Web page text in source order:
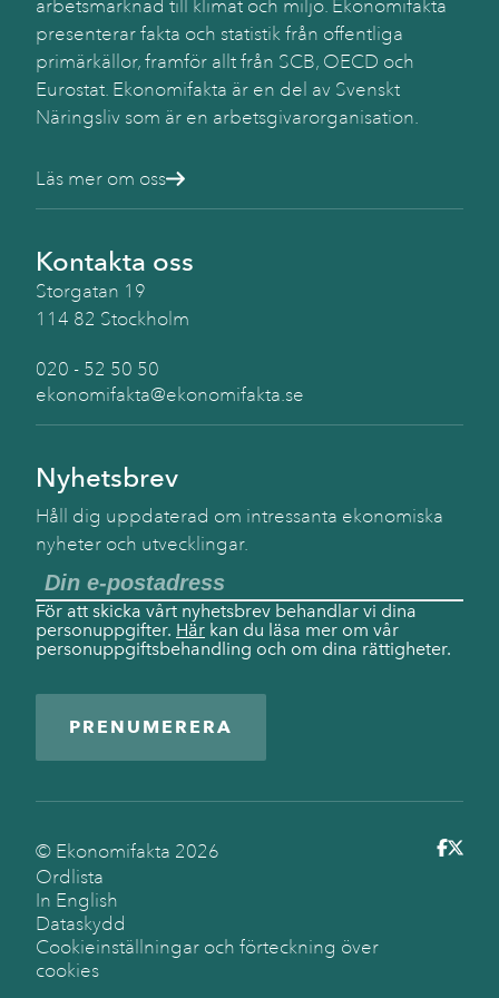
arbetsmarknad till klimat och miljö. Ekonomifakta
presenterar fakta och statistik från offentliga
primärkällor, framför allt från SCB, OECD och
Eurostat. Ekonomifakta är en del av Svenskt
Näringsliv som är en arbetsgivarorganisation.
Läs mer om oss
Kontakta oss
Storgatan 19
114 82 Stockholm
020 - 52 50 50
ekonomifakta@ekonomifakta.se
Nyhetsbrev
Håll dig uppdaterad om intressanta ekonomiska
nyheter och utvecklingar.
För att skicka vårt nyhetsbrev behandlar vi dina
personuppgifter. Här kan du läsa mer om vår
personuppgiftsbehandling och om dina rättigheter.
PRENUMERERA
© Ekonomifakta 2026
Ordlista
In English
Dataskydd
Cookieinställningar och förteckning över
cookies